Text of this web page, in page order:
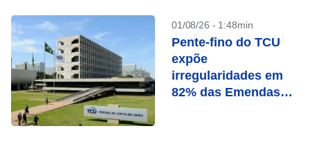
01/08/26 - 1:48min
Pente-fino do TCU
expõe
irregularidades em
82% das Emendas